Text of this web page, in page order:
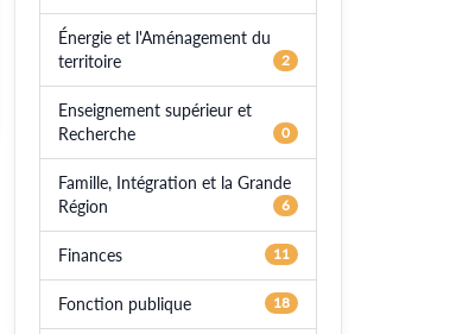
Énergie et l'Aménagement du
territoire
2
Enseignement supérieur et
Recherche
0
Famille, Intégration et la Grande
Région
6
Finances 11
Fonction publique 18